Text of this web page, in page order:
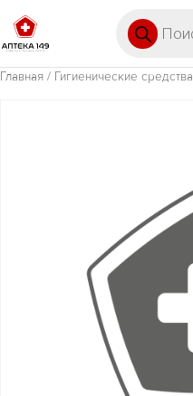
Главная / Гигиенические средства